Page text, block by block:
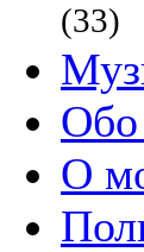
(33)
О